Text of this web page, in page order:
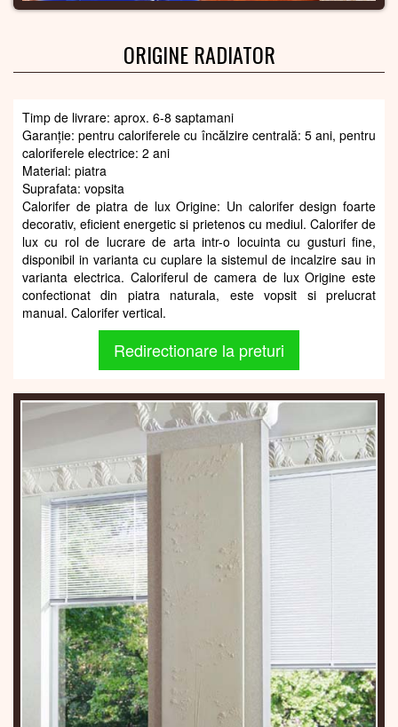
ORIGINE RADIATOR
Timp de livrare: aprox. 6-8 saptamani
Garanție: pentru caloriferele cu încălzire centrală: 5 ani, pentru
caloriferele electrice: 2 ani
Material: piatra
Suprafata: vopsita
Calorifer de piatra de lux Origine: Un calorifer design foarte
decorativ, eficient energetic si prietenos cu mediul. Calorifer de
lux cu rol de lucrare de arta intr-o locuinta cu gusturi fine,
disponibil in varianta cu cuplare la sistemul de incalzire sau in
varianta electrica. Caloriferul de camera de lux Origine este
confectionat din piatra naturala, este vopsit si prelucrat
manual. Calorifer vertical.
Redirectionare la preturi